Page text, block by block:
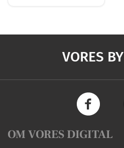
VORES BY
OM VORES DIGITAL